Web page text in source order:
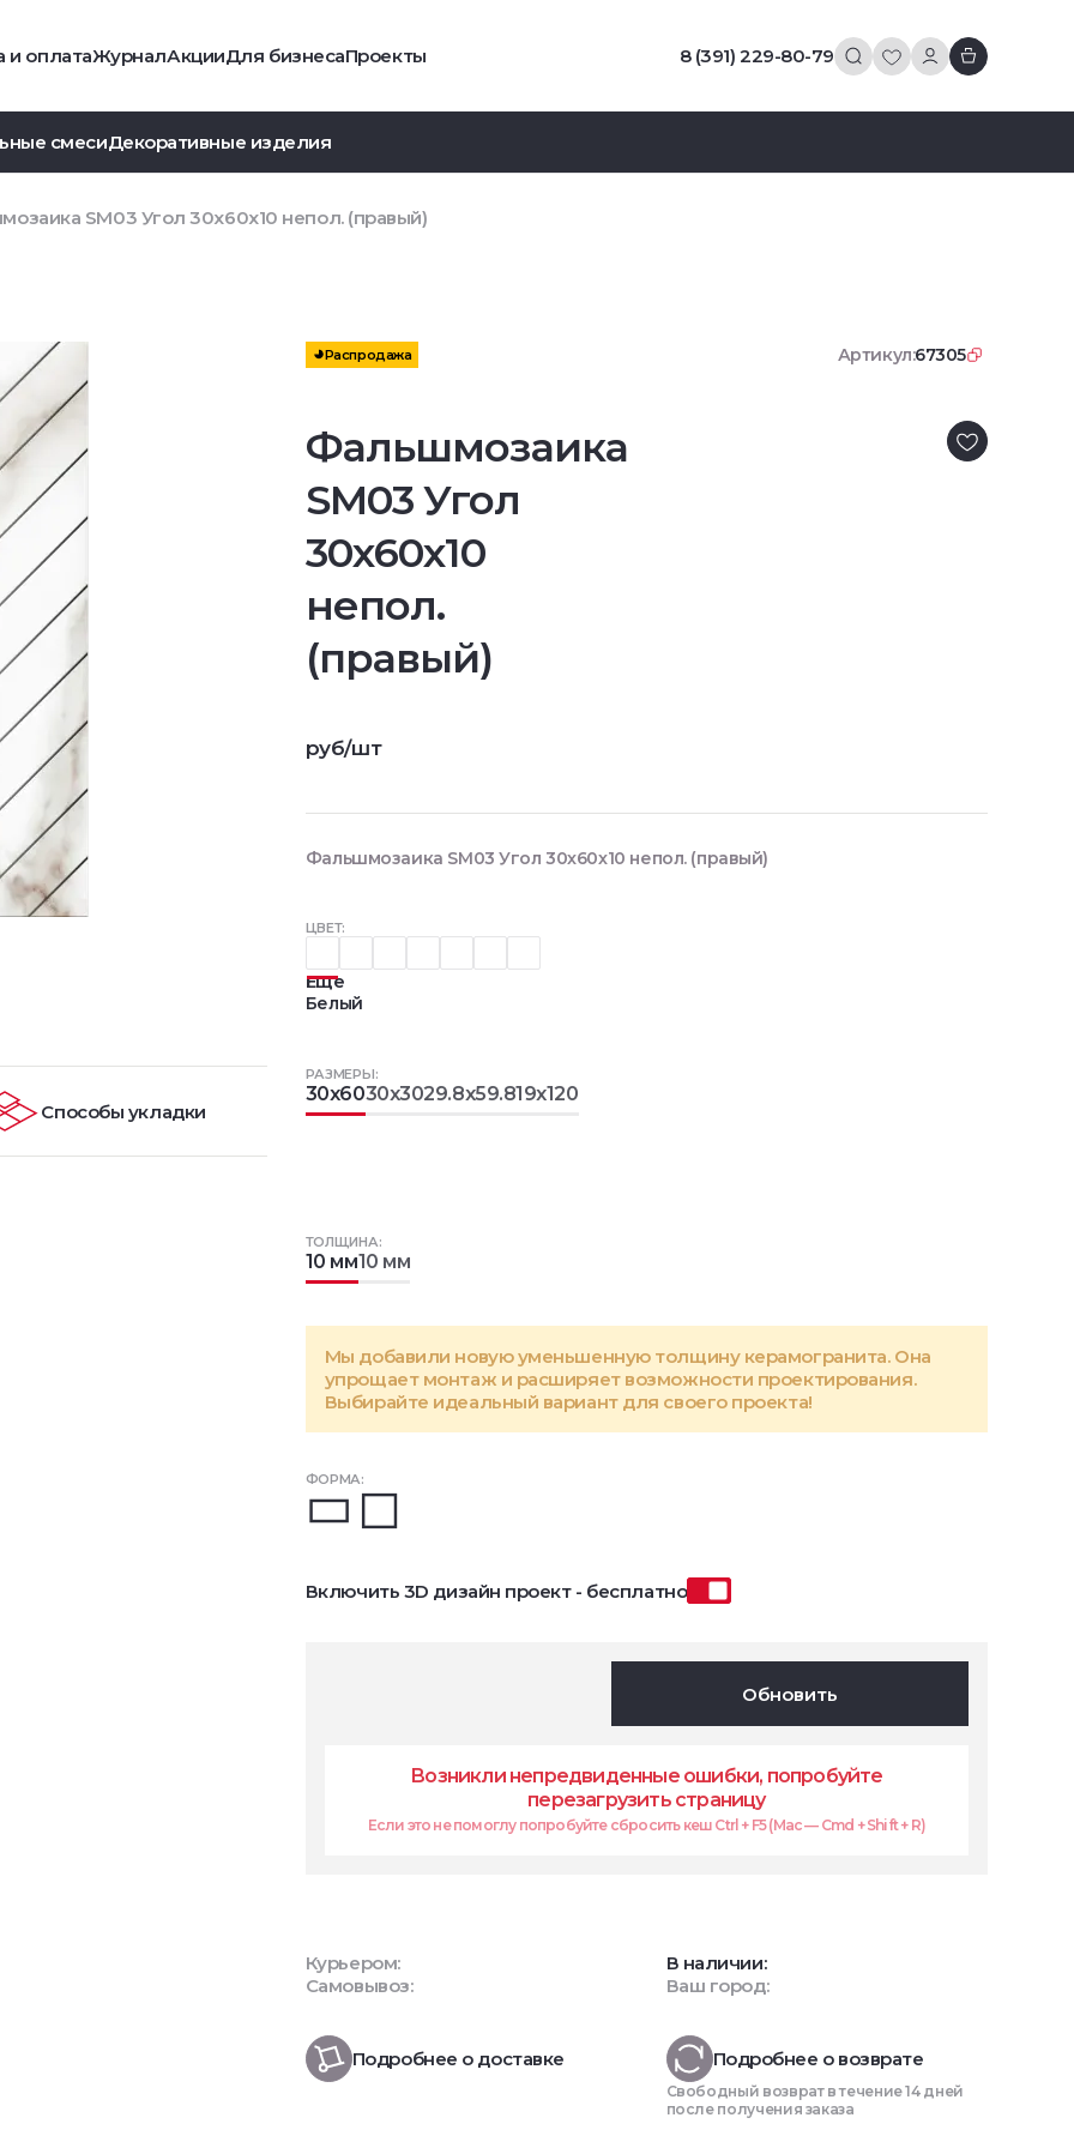
и оплатаЖурналАкцииДля бизнесаПроекты 8 (391) 229-80-79
смесиДекоративные изделия
SM03 Угол 30x60x10 непол. (правый)
Распродажа Артикул:67305
Фальшмозаика
SM03 Угол
30x60x10
непол.
(правый)
ЦВЕТ:
Еще
Белый
ФОРМА:
РАЗМЕРЫ:
30x6030x3029.8x59.819x120
ТОЛЩИНА:
10 мм10 мм
Мы добавили новую уменьшенную толщину керамогранита. Она
упрощает монтаж и расширяет возможности проектирования.
Выбирайте идеальный вариант для своего проекта!
Включить 3D дизайн проект - бесплатно
руб/шт
Обновить
Возникли непредвиденные ошибки, попробуйте
перезагрузить страницу
Если это не помоглу попробуйте сбросить кеш Ctrl + F5 (Mac — Cmd + Shift + R)
Курьером:
Самовывоз:
В наличии:
Ваш город:
Подробнее о доставке Подробнее о возврате
Свободный возврат в течение 14 дней
после получения заказа
Фальшмозаика SM03 Угол 30x60x10 непол. (правый)
Способы укладки